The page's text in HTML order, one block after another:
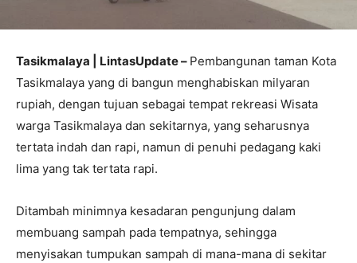
Tasikmalaya | LintasUpdate – Pembangunan taman Kota
Tasikmalaya yang di bangun menghabiskan milyaran
rupiah, dengan tujuan sebagai tempat rekreasi Wisata
warga Tasikmalaya dan sekitarnya, yang seharusnya
tertata indah dan rapi, namun di penuhi pedagang kaki
lima yang tak tertata rapi.
Ditambah minimnya kesadaran pengunjung dalam
membuang sampah pada tempatnya, sehingga
menyisakan tumpukan sampah di mana-mana di sekitar